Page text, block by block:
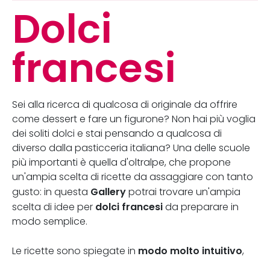
Dolci
francesi
Sei alla ricerca di qualcosa di originale da offrire
come dessert e fare un figurone? Non hai più voglia
dei soliti dolci e stai pensando a qualcosa di
diverso dalla pasticceria italiana? Una delle scuole
più importanti è quella d'oltralpe, che propone
un'ampia scelta di ricette da assaggiare con tanto
gusto: in questa Gallery potrai trovare un'ampia
scelta di idee per dolci francesi da preparare in
modo semplice.
Le ricette sono spiegate in modo molto intuitivo,